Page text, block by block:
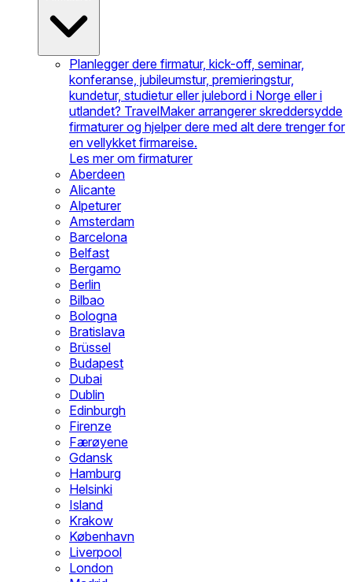
Planlegger dere firmatur, kick-off, seminar,
konferanse, jubileumstur, premieringstur,
kundetur, studietur eller julebord i Norge eller i
utlandet? TravelMaker arrangerer skreddersydde
firmaturer og hjelper dere med alt dere trenger for
en vellykket firmareise.
Les mer om firmaturer
Aberdeen
Alicante
Alpeturer
Amsterdam
Barcelona
Belfast
Bergamo
Berlin
Bilbao
Bologna
Bratislava
Brüssel
Budapest
Dubai
Dublin
Edinburgh
Firenze
Færøyene
Gdansk
Hamburg
Helsinki
Island
Krakow
København
Liverpool
London